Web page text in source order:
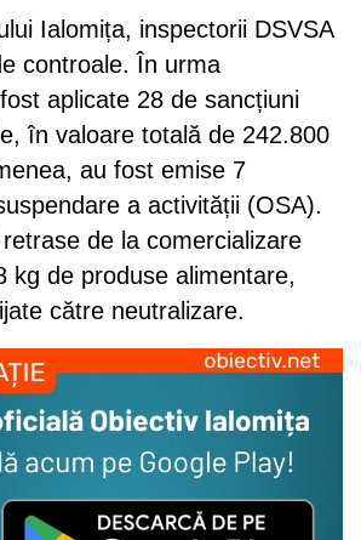
Ialomița, inspectorii DSVSA
controale. În urma
aplicate 28 de sancțiuni
în valoare totală de 242.800
au fost emise 7
a activității (OSA).
de la comercializare
kg de produse alimentare,
către neutralizare.